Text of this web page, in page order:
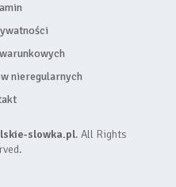
nieregularnych
slowka.pl. All Rights